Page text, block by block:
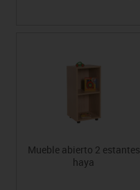
Mueble abierto 2 estantes
haya